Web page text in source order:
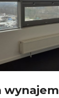
wynajem